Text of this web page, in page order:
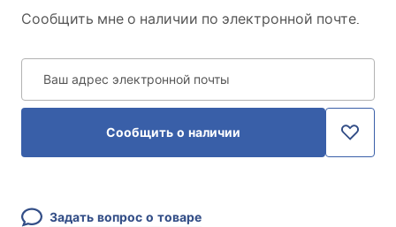
Сообщить мне о наличии по электронной почте.
Ваш адрес электронной почты
Сообщить о наличии
Задать вопрос о товаре